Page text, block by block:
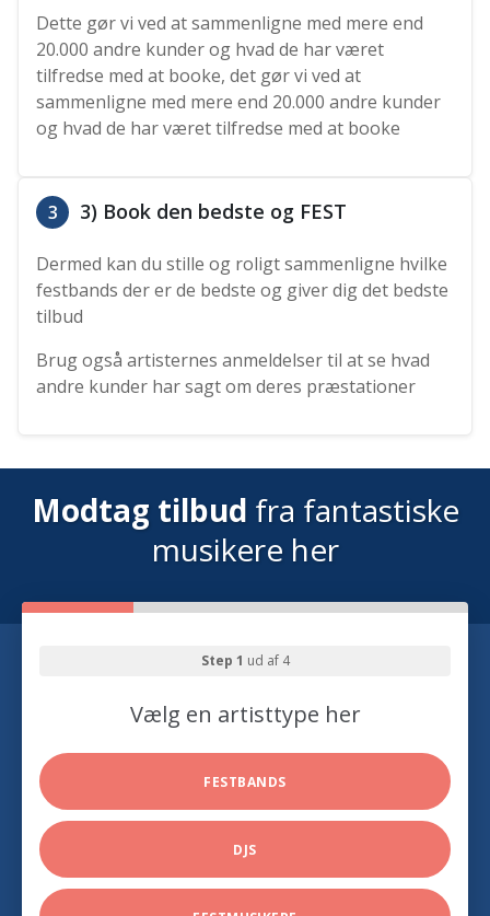
Dette gør vi ved at sammenligne med mere end
20.000 andre kunder og hvad de har været
tilfredse med at booke, det gør vi ved at
sammenligne med mere end 20.000 andre kunder
og hvad de har været tilfredse med at booke
3 3) Book den bedste og FEST
Dermed kan du stille og roligt sammenligne hvilke
festbands der er de bedste og giver dig det bedste
tilbud
Brug også artisternes anmeldelser til at se hvad
andre kunder har sagt om deres præstationer
Modtag tilbud fra fantastiske
musikere her
Step 1 ud af 4
Vælg en artisttype her
FESTBANDS
DJS